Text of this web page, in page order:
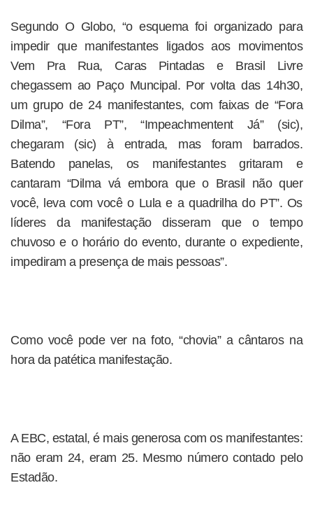
Segundo O Globo, “o esquema foi organizado para
impedir que manifestantes ligados aos movimentos
Vem Pra Rua, Caras Pintadas e Brasil Livre
chegassem ao Paço Muncipal. Por volta das 14h30,
um grupo de 24 manifestantes, com faixas de “Fora
Dilma”, “Fora PT”, “Impeachmentent Já” (sic),
chegaram (sic) à entrada, mas foram barrados.
Batendo panelas, os manifestantes gritaram e
cantaram “Dilma vá embora que o Brasil não quer
você, leva com você o Lula e a quadrilha do PT”. Os
líderes da manifestação disseram que o tempo
chuvoso e o horário do evento, durante o expediente,
impediram a presença de mais pessoas”.
Como você pode ver na foto, “chovia” a cântaros na
hora da patética manifestação.
A EBC, estatal, é mais generosa com os manifestantes:
não eram 24, eram 25. Mesmo número contado pelo
Estadão.